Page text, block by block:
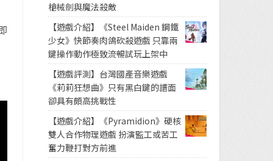
槍械劍與魔法殺敵
【遊戲介紹】《Steel Maiden 鋼鐵
少女》快節奏肉鴿砍殺遊戲 只靠兩
鍵操作動作極致流暢試玩上架中
【遊戲評測】台灣國產音樂遊戲
《莉莉狂想曲》只有黑白鍵的譜面
卻具有頗高挑戰性
【遊戲介紹】《Pyramidion》硬核
雙人合作物理遊戲 扮演監工或苦工
奮力鞭打對方前進